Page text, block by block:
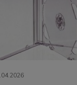
04.2026